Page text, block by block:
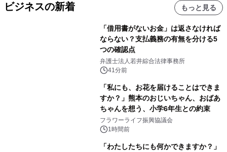
ビジネスの新着 もっと見る
「借用書がないお金」は返さなければ
ならない？支払義務の有無を分ける5
つの確認点
弁護士法人若井綜合法律事務所
41分前
「私にも、お花を届けることはできま
すか？」熊本のおじいちゃん、おばあ
ちゃんを想う、小学6年生との約束
フラワーライフ振興協議会
1時間前
「わたしたちにも何かできますか？」